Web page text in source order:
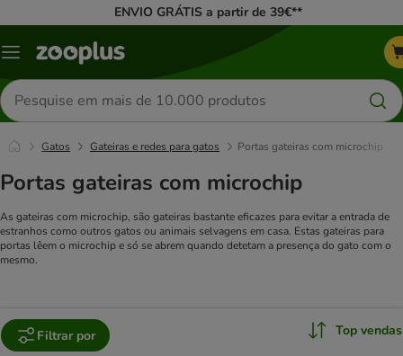
ENVIO GRÁTIS a partir de 39€**
Menu
Pesquisar
produtos
Gatos Gateiras e redes para gatos Portas gateiras com microchip
Portas gateiras com microchip
As gateiras com microchip, são gateiras bastante eficazes para evitar a entrada de
estranhos como outros gatos ou animais selvagens em casa. Estas gateiras para
portas lêem o microchip e só se abrem quando detetam a presença do gato com o
mesmo.
Filtrar por Top vendas